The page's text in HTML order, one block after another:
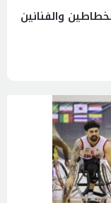
والفنانين